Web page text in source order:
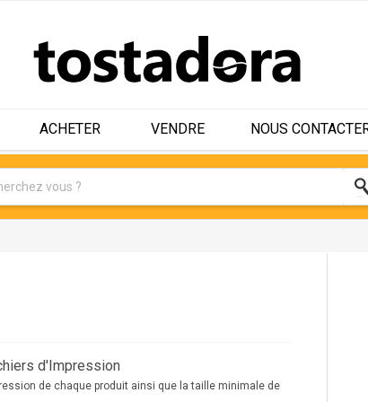
ACHETER VENDRE NOUS
d'Impression
de chaque produit ainsi que la taille minimale de